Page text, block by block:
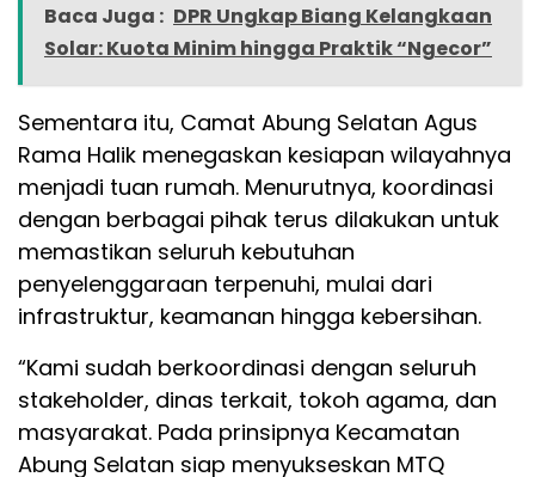
Baca Juga : DPR Ungkap Biang Kelangkaan
Solar: Kuota Minim hingga Praktik “Ngecor”
Sementara itu, Camat Abung Selatan Agus
Rama Halik menegaskan kesiapan wilayahnya
menjadi tuan rumah. Menurutnya, koordinasi
dengan berbagai pihak terus dilakukan untuk
memastikan seluruh kebutuhan
penyelenggaraan terpenuhi, mulai dari
infrastruktur, keamanan hingga kebersihan.
“Kami sudah berkoordinasi dengan seluruh
stakeholder, dinas terkait, tokoh agama, dan
masyarakat. Pada prinsipnya Kecamatan
Abung Selatan siap menyukseskan MTQ